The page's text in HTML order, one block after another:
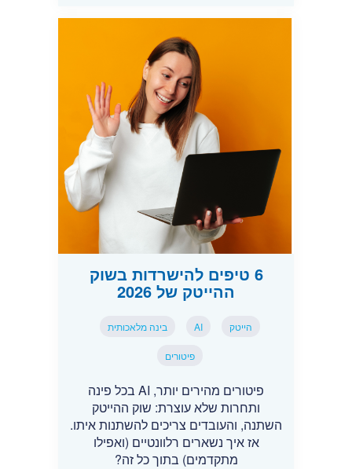
6 טיפים להישרדות בשוק
ההייטק של 2026
הייטק AI בינה מלאכותית
פיטורים
פיטורים מהירים יותר, AI בכל פינה
ותחרות שלא עוצרת: שוק ההייטק
השתנה, והעובדים צריכים להשתנות איתו.
אז איך נשארים רלוונטיים (ואפילו
מתקדמים) בתוך כל זה?